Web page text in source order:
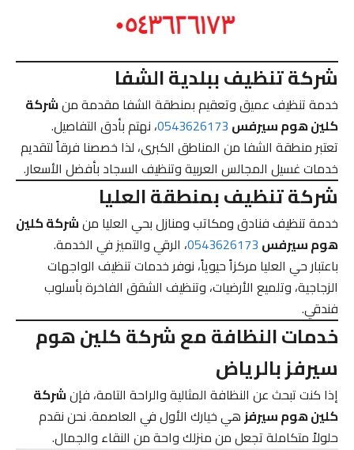
شركة تنظيف ببلدية الشفا
خدمة تنظيف عميق وتعقيم بمنطقة الشفا مقدمة منشركة
كلين هوم سيرفس0543626173، نهتم بأدق التفاصيل.
تعتبر منطقة الشفا من المناطق الكبرى، لذا خصصنا فرقاً لتقديم
خدمات غسيل المجالس العربية وتنظيف السجاد بأفضل الأسعار.
شركة تنظيف بمنطقة العليا
خدمة تنظيف فنادق ومكاتب ومنازل بحي العليا منشركة كلين
هوم سيرفس0543626173، الرقي والتميز في الخدمة.
باعتبار حي العليا مركزاً حيوياً، نوفر خدمات تنظيف الواجهات
الزجاجية، وتلميع الأرضيات، وتنظيف الشقق الفاخرة بأسلوب
فندقي.
خدمات النظافة مع شركة كلين هوم
سيرفز بالرياض
إذا كنت تبحث عن النظافة المثالية والراحة التامة، فإنشركة
كلين هوم سيرفزهي خيارك الأول في العاصمة. نحن نقدم
حلولاً متكاملة تجعل من منزلك واحة من النقاء والجمال.